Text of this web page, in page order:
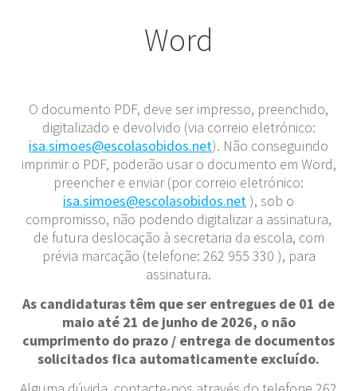
Word
O documento PDF, deve ser impresso, preenchido,
digitalizado e devolvido (via correio eletrónico:
isa.simoes@escolasobidos.net). Não conseguindo
imprimir o PDF, poderão usar o documento em Word,
preencher e enviar (por correio eletrónico:
isa.simoes@escolasobidos.net ), sob o
compromisso, não podendo digitalizar a assinatura,
de futura deslocação à secretaria da escola, com
prévia marcação (telefone: 262 955 330 ), para
assinatura.
As candidaturas têm que ser entregues de 01 de
maio até 21 de junho de 2026, o não
cumprimento do prazo / entrega de documentos
solicitados fica automaticamente excluído.